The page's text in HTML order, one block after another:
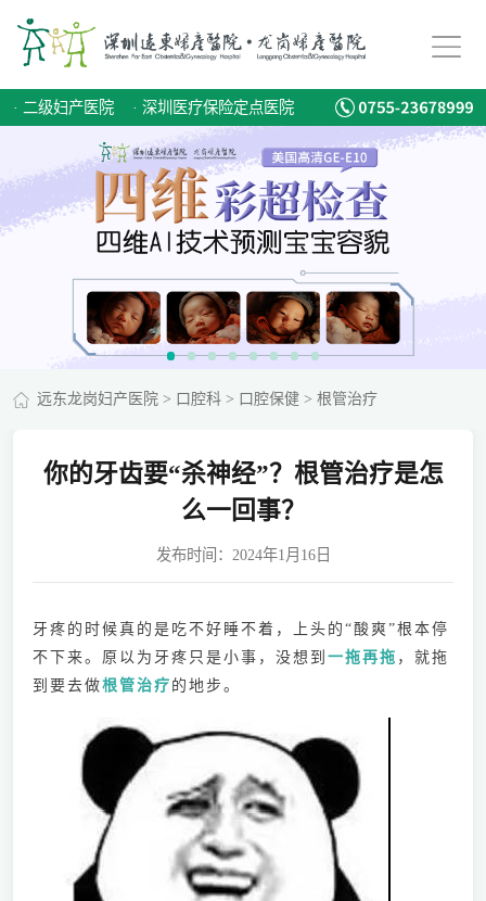
· 二级妇产医院 · 深圳医疗保险定点医院
远东龙岗妇产医院> 口腔科> 口腔保健> 根管治疗
你的牙齿要“杀神经”？根管治疗是怎
么一回事？
发布时间：2024年1月16日
牙疼的时候真的是吃不好睡不着，上头的“酸爽”根本停
不下来。原以为牙疼只是小事，没想到 一拖再拖 ，就拖
到要去做根管治疗 的地步。